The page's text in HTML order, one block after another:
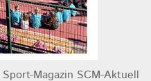
Magazin SCM-Aktuell